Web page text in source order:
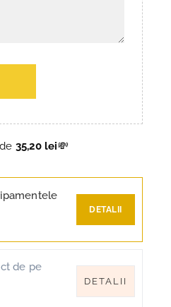
35,20 lei💸
DETALII
de pe
DETALII